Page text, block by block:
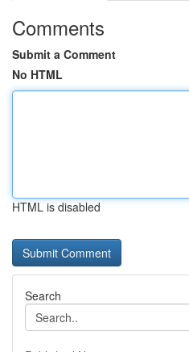
Comments
Submit a Comment
No HTML
HTML is disabled
Search